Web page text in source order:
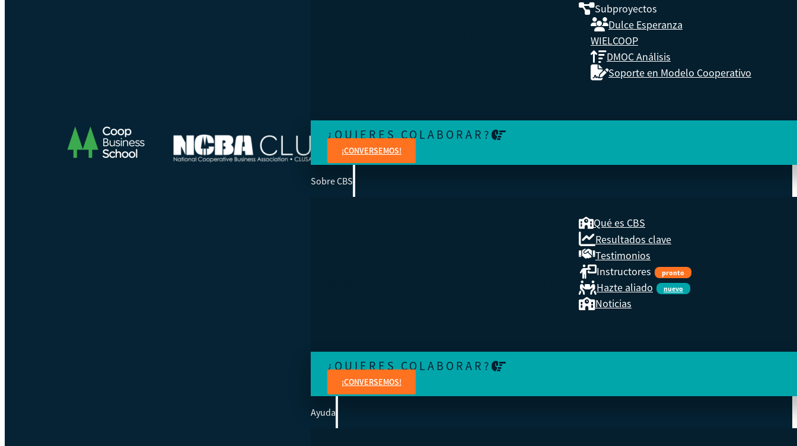
Subproyectos
Dulce Esperanza
WIELCOOP
DMOC Análisis
Soporte en Modelo Cooperativo
¿QUIERES COLABORAR?
¡CONVERSEMOS!
Sobre CBS
Qué es CBS
Resultados clave
Testimonios
Instructores
pronto
Hazte aliado nuevo
Noticias
¿QUIERES COLABORAR?
¡CONVERSEMOS!
Ayuda